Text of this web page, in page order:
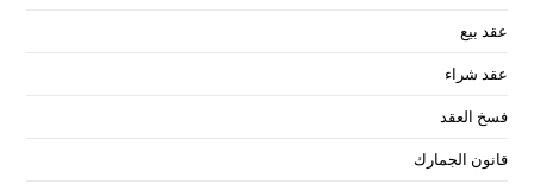
عقد بيع
عقد شراء
فسخ العقد
قانون الجمارك